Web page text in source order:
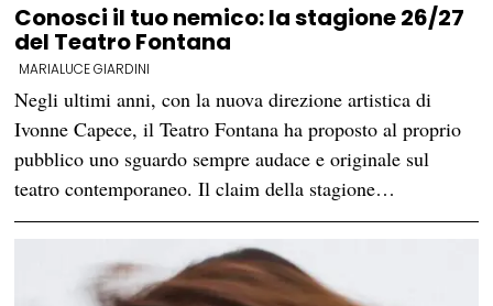
Conosci il tuo nemico: la stagione 26/27
del Teatro Fontana
MARIALUCE GIARDINI
Negli ultimi anni, con la nuova direzione artistica di
Ivonne Capece, il Teatro Fontana ha proposto al proprio
pubblico uno sguardo sempre audace e originale sul
teatro contemporaneo. Il claim della stagione…